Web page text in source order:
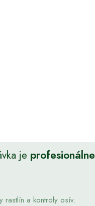
je profesionálne
rastlín a kontroly osív.